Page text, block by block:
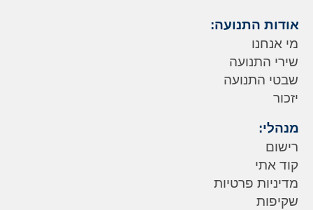
אודות התנועה:
מי אנחנו
שירי התנועה
שבטי התנועה
יזכור
מנהלי:
רישום
קוד אתי
מדיניות פרטיות
שקיפות